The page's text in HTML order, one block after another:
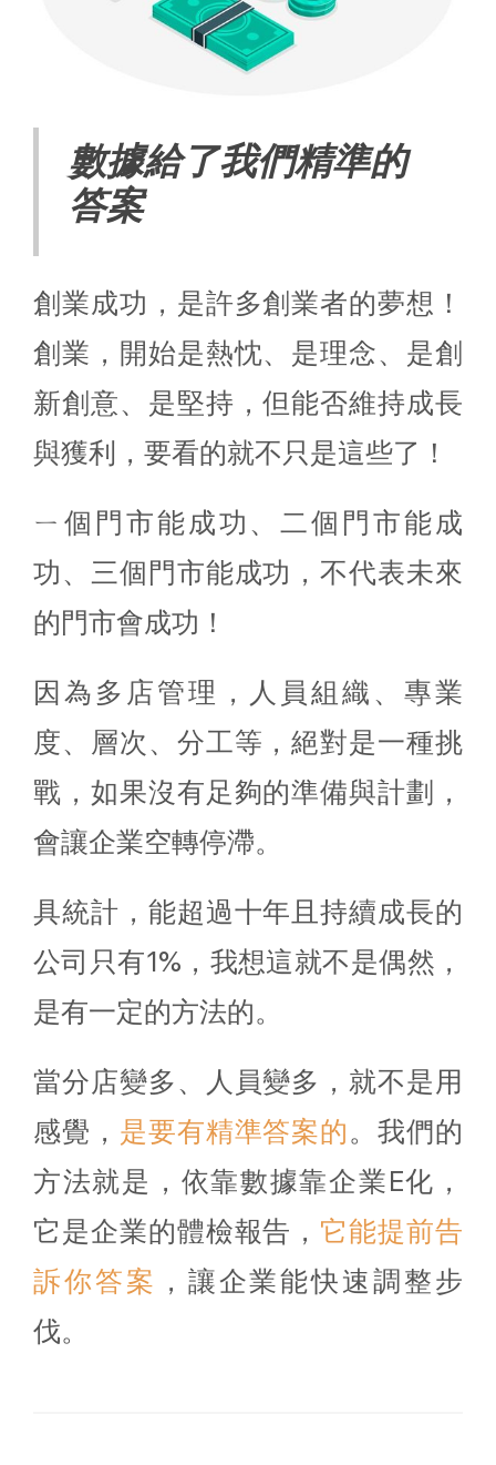
數據給了我們精準的
答案
創業成功，是許多創業者的夢想！
創業，開始是熱忱、是理念、是創
新創意、是堅持，但能否維持成長
與獲利，要看的就不只是這些了！
ㄧ個門市能成功、二個門市能成
功、三個門市能成功，不代表未來
的門市會成功！
因為多店管理，人員組織、專業
度、層次、分工等，絕對是一種挑
戰，如果沒有足夠的準備與計劃，
會讓企業空轉停滯。
具統計，能超過十年且持續成長的
公司只有1%，我想這就不是偶然，
是有一定的方法的。
當分店變多、人員變多，就不是用
感覺， 是要有精準答案的。我們的
方法就是，依靠數據靠企業E化，
它是企業的體檢報告， 它能提前告
訴你答案 ，讓企業能快速調整步
伐。